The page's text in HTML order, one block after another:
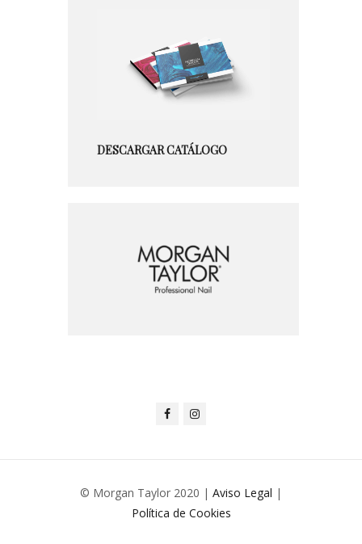
DESCARGAR CATÁLOGO
© Morgan Taylor 2020 | Aviso Legal |
Política de Cookies